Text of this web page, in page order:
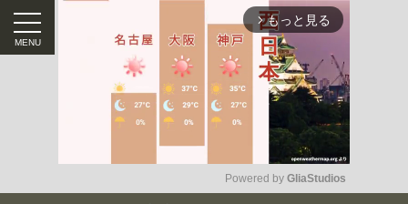
arrow_forward_ios もっと見る
Powered by GliaStudios